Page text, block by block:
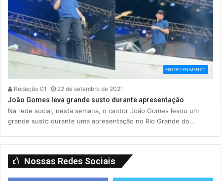
ENTRETENIMENTO
Redação 01 22 de setembro de 2021
João Gomes leva grande susto durante apresentação
Na rede social, nesta semana, o cantor João Gomes levou um
grande susto durante uma apresentação no Rio Grande do…
Nossas Redes Sociais